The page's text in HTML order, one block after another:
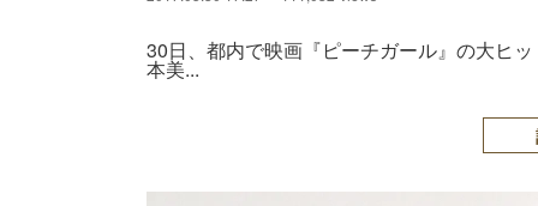
30日、都内で映画『ピーチガール』の大ヒ
本美...